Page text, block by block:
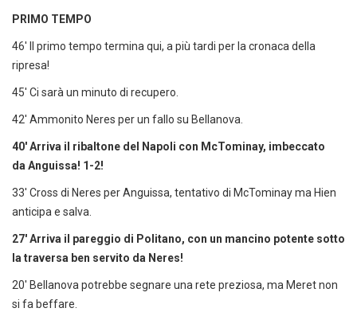
PRIMO TEMPO
46' Il primo tempo termina qui, a più tardi per la cronaca della
ripresa!
45' Ci sarà un minuto di recupero.
42' Ammonito Neres per un fallo su Bellanova.
40' Arriva il ribaltone del Napoli con McTominay, imbeccato
da Anguissa! 1-2!
33' Cross di Neres per Anguissa, tentativo di McTominay ma Hien
anticipa e salva.
27' Arriva il pareggio di Politano, con un mancino potente sotto
la traversa ben servito da Neres!
20' Bellanova potrebbe segnare una rete preziosa, ma Meret non
si fa beffare.